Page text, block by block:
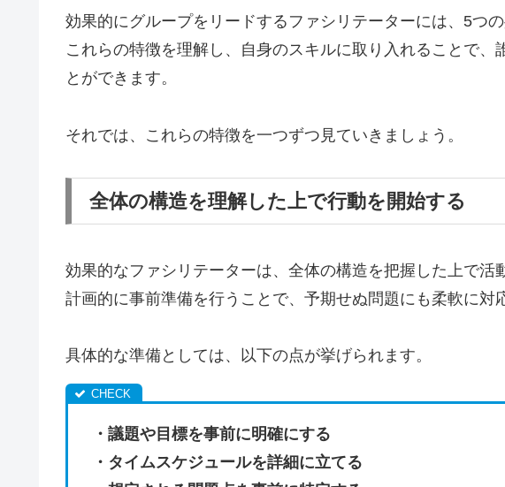
効果的にグループをリードするファシリテーターには、5つ
これらの特徴を理解し、自身のスキルに取り入れることで、
とができます。
それでは、これらの特徴を一つずつ見ていきましょう。
全体の構造を理解した上で行動を開始する
効果的なファシリテーターは、全体の構造を把握した上で活
計画的に事前準備を行うことで、予期せぬ問題にも柔軟に対
具体的な準備としては、以下の点が挙げられます。
・議題や目標を事前に明確にする
・タイムスケジュールを詳細に立てる